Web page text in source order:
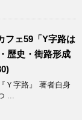
フェ59「Y字路は
歴史・街路形成
Ｙ字路』 著者自身
...